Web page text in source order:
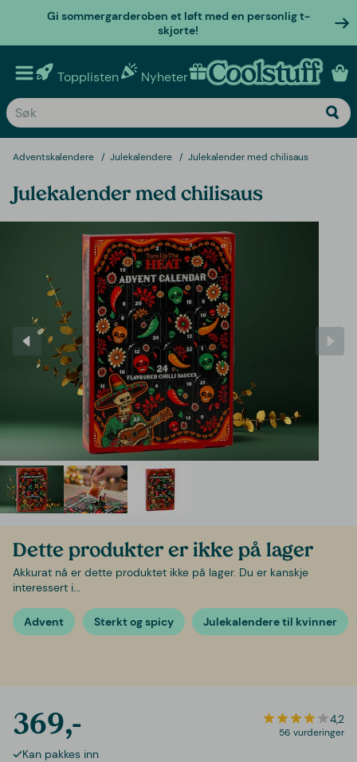
Gi sommergarderoben et løft med en personlig t-
skjorte!
Topplisten Nyheter Personlige gaver
Adventskalendere Julekalendere Julekalender med chilisaus
Julekalender med chilisaus
Dette produkter er ikke på lager
Akkurat nå er dette produktet ikke på lager. Du er kanskje
interessert i...
Advent Sterkt og spicy Julekalendere til kvinner
369,- 4,2
56 vurderinger
Kan pakkes inn